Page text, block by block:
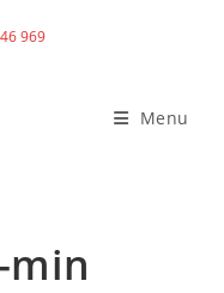
969
Menu
min